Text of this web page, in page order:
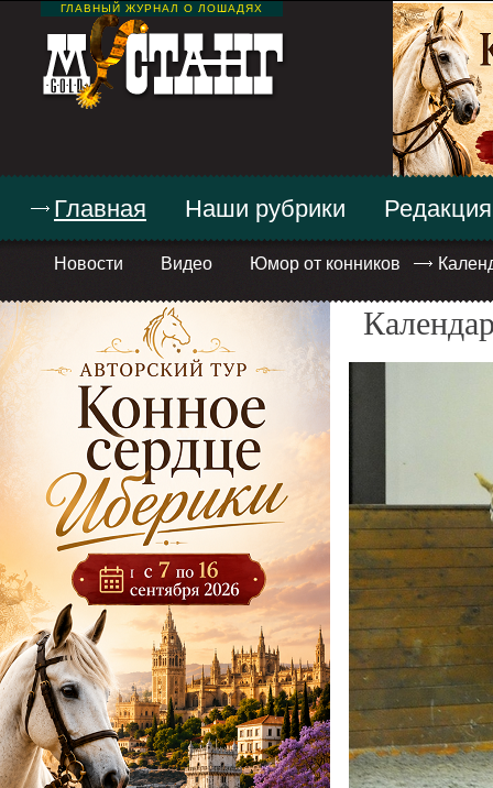
ГЛАВНЫЙ ЖУРНАЛ О ЛОШАДЯХ
Главная
Новости Видео Юмор от конников
Наши рубрики Редакция